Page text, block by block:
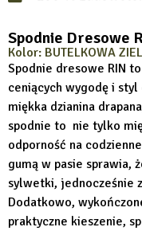
Spodnie Dresowe
Kolor: BUTELKOWA
Spodnie dresowe RIN
ceniących wygodę i
miękka dzianina
spodnie to nie tylko
odporność na
gumą w pasie sprawia,
sylwetki, jednocześnie
Dodatkowo,
praktyczne kieszenie,